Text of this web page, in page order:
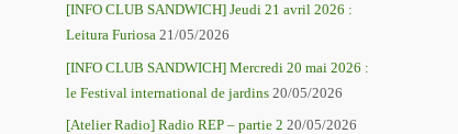
[INFO CLUB SANDWICH] Jeudi 21 avril 2026 :
Leitura Furiosa 21/05/2026
[INFO CLUB SANDWICH] Mercredi 20 mai 2026 :
le Festival international de jardins 20/05/2026
[Atelier Radio] Radio REP – partie 2 20/05/2026